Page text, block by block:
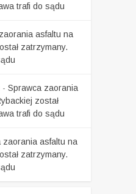
trafi do sądu
asfaltu na
zatrzymany.
- Sprawca zaorania
został
trafi do sądu
zaorania asfaltu na
zatrzymany.